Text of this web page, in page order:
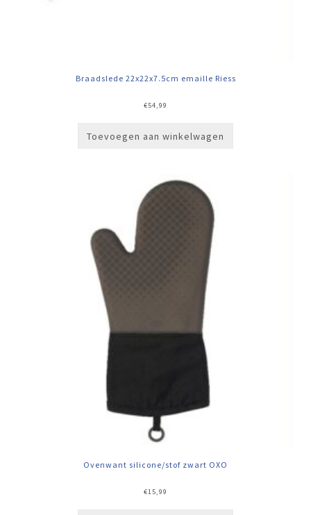
Braadslede 22x22x7.5cm emaille Riess
€54,99
Toevoegen aan winkelwagen
Ovenwant silicone/stof zwart OXO
€15,99